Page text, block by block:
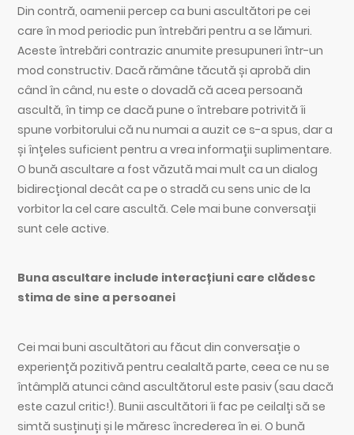
Din contră, oamenii percep ca buni ascultători pe cei
care în mod periodic pun întrebări pentru a se lămuri.
Aceste întrebări contrazic anumite presupuneri într-un
mod constructiv. Dacă rămâne tăcută și aprobă din
când în când, nu este o dovadă că acea persoană
ascultă, în timp ce dacă pune o întrebare potrivită îi
spune vorbitorului că nu numai a auzit ce s-a spus, dar a
și înțeles suficient pentru a vrea informații suplimentare.
O bună ascultare a fost văzută mai mult ca un dialog
bidirecțional decât ca pe o stradă cu sens unic de la
vorbitor la cel care ascultă. Cele mai bune conversații
sunt cele active.
Buna ascultare include interacțiuni care clădesc
stima de sine a persoanei
Cei mai buni ascultători au făcut din conversație o
experiență pozitivă pentru cealaltă parte, ceea ce nu se
întâmplă atunci când ascultătorul este pasiv (sau dacă
este cazul critic!). Bunii ascultători îi fac pe ceilalți să se
simtă susținuți și le măresc încrederea în ei. O bună